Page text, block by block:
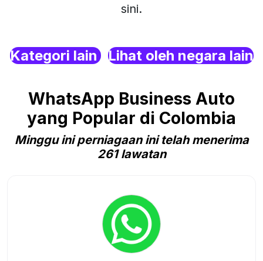
sini.
Kategori lain Lihat oleh negara lain
WhatsApp Business Auto
yang Popular di Colombia
Minggu ini perniagaan ini telah menerima
261 lawatan